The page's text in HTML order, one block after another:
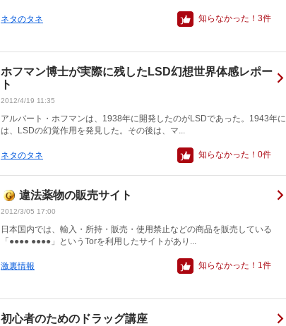
ネタのタネ 知らなかった！ 3件
ホフマン博士が実際に残したLSD幻想世界体感レポー
ト
2012/4/19 11:35
アルバート・ホフマンは、1938年に開発したのがLSDであった。1943年に
は、LSDの幻覚作用を発見した。その後は、マ...
ネタのタネ 知らなかった！ 0件
違法薬物の販売サイト
2012/3/05 17:00
日本国内では、輸入・所持・販売・使用禁止などの商品を販売している
「●●●● ●●●●」というTorを利用したサイトがあり...
激裏情報 知らなかった！ 1件
初心者のためのドラッグ講座